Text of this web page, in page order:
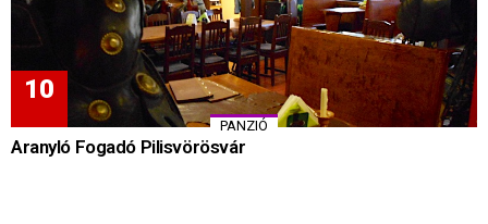
PANZIÓ
Aranyló Fogadó Pilisvörösvár